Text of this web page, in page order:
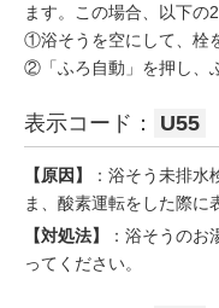
ます。この場合、以下の
①浴そうを空にして、栓
②「ふろ自動」を押し、
表示コード： U55
【原因】
：浴そう未排水
ま、酸素運転をした際に
【対処法】
：浴そうの
ってください。